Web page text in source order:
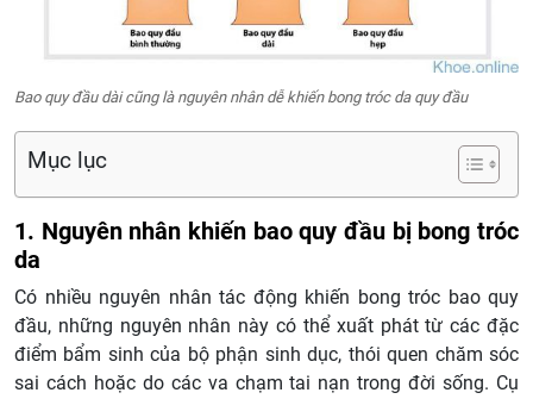
Bao quy đầu dài cũng là nguyên nhân dễ khiến bong tróc da quy đầu
Mục lục
1. Nguyên nhân khiến bao quy đầu bị bong tróc
da
Có nhiều nguyên nhân tác động khiến bong tróc bao quy
đầu, những nguyên nhân này có thể xuất phát từ các đặc
điểm bẩm sinh của bộ phận sinh dục, thói quen chăm sóc
sai cách hoặc do các va chạm tai nạn trong đời sống. Cụ